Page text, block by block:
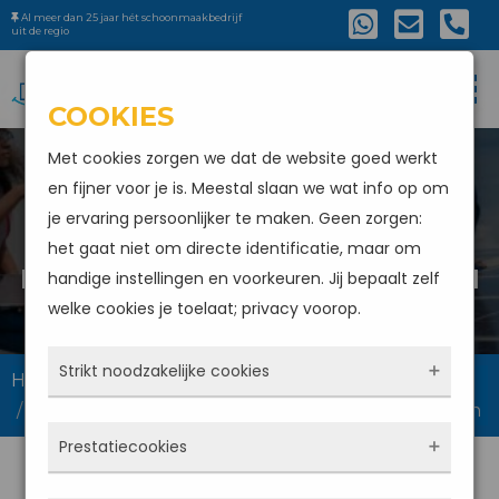
Al meer dan 25 jaar hét schoonmaakbedrijf
uit de regio
ZONNEPANELEN VAN UW
BEDRIJF LATEN SCHOONMAKEN
Home
Zonnepanelen van uw bedrijf laten schoonmaken
COOKIES
Met cookies zorgen we dat de website goed werkt
en fijner voor je is. Meestal slaan we wat info op om
je ervaring persoonlijker te maken. Geen zorgen:
het gaat niet om directe identificatie, maar om
handige instellingen en voorkeuren. Jij bepaalt zelf
welke cookies je toelaat; privacy voorop.
Strikt noodzakelijke cookies
Prestatiecookies